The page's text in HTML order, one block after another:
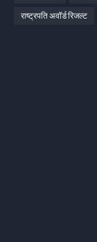
राष्ट्रपति अवॉर्ड रिजल्ट